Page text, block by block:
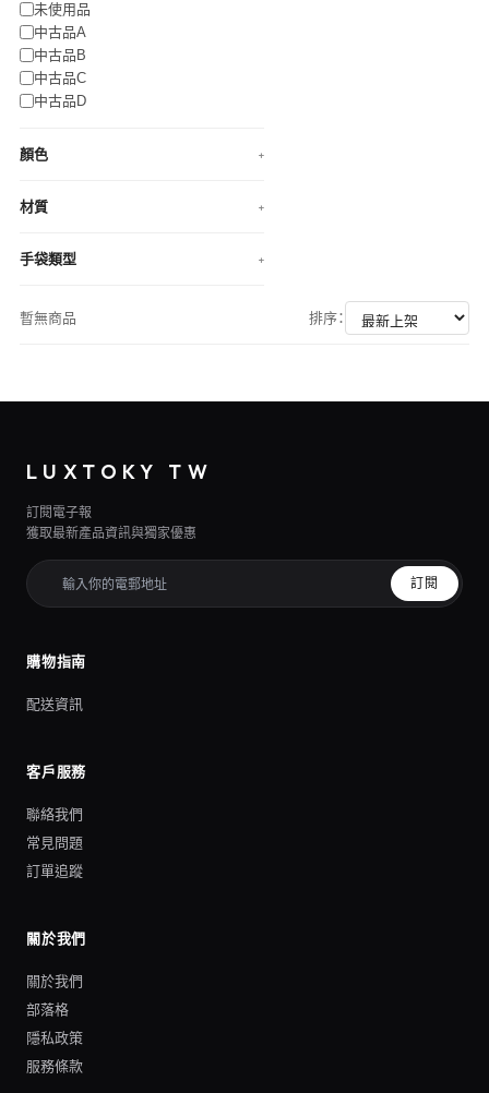
未使用品
中古品A
中古品B
中古品C
中古品D
顏色 +
材質 +
手袋類型 +
暫無商品 排序：
LUXTOKY TW
訂閱電子報
獲取最新產品資訊與獨家優惠
訂閱
購物指南
配送資訊
客戶服務
聯絡我們
常見問題
訂單追蹤
關於我們
關於我們
部落格
隱私政策
服務條款